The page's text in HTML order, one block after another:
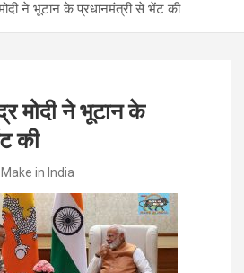
ने भूटान के प्रधानमंत्री से भेंट की
मोदी ने भूटान के
की
in India